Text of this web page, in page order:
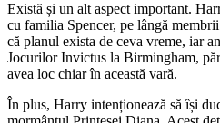
Există și un alt aspect important.
cu familia Spencer, pe lângă
că planul exista de ceva vreme, iar
Jocurilor Invictus la Birmingham,
avea loc chiar în această vară.
În plus, Harry intenționează să își